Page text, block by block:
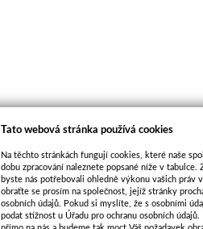
e-shop Sun-shop 2.12
Tato webová stránka používá cookies
Na těchto stránkách fungují cookies, které naše
dobu zpracování naleznete popsané níže v
byste nás potřebovali ohledně výkonu vašich práv
obraťte se prosím na společnost, jejíž stránky
osobních údajů. Pokud si myslíte, že s osobními
podat stížnost u Úřadu pro ochranu osobních